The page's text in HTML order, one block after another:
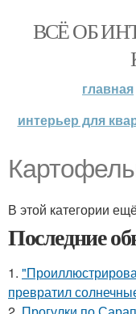
ВСЁ ОБ
главная
интерьер для
В этой категории
Последние
1.
превратил